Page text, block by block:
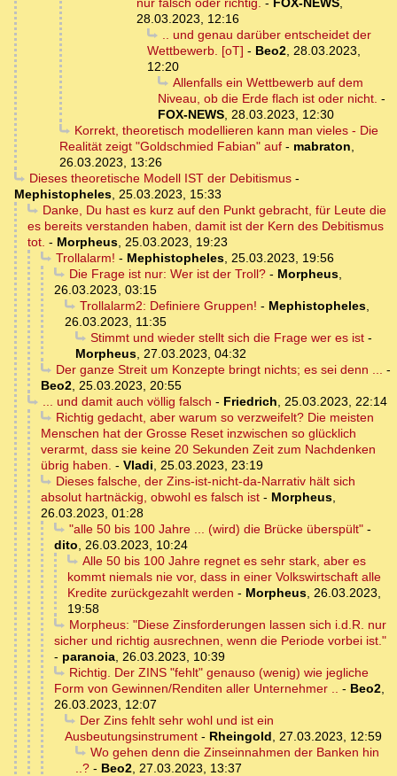
nur falsch oder richtig. - FOX-NEWS,
28.03.2023, 12:16
.. und genau darüber entscheidet der
Wettbewerb. [oT] - Beo2, 28.03.2023,
12:20
Allenfalls ein Wettbewerb auf dem
Niveau, ob die Erde flach ist oder nicht. -
FOX-NEWS, 28.03.2023, 12:30
Korrekt, theoretisch modellieren kann man vieles - Die
Realität zeigt "Goldschmied Fabian" auf - mabraton,
26.03.2023, 13:26
Dieses theoretische Modell IST der Debitismus-
Mephistopheles, 25.03.2023, 15:33
Danke, Du hast es kurz auf den Punkt gebracht, für Leute die
es bereits verstanden haben, damit ist der Kern des Debitismus
tot. - Morpheus, 25.03.2023, 19:23
Trollalarm! - Mephistopheles, 25.03.2023, 19:56
Die Frage ist nur: Wer ist der Troll?- Morpheus,
26.03.2023, 03:15
Trollalarm2: Definiere Gruppen! - Mephistopheles,
26.03.2023, 11:35
Stimmt und wieder stellt sich die Frage wer es ist-
Morpheus, 27.03.2023, 04:32
Der ganze Streit um Konzepte bringt nichts; es sei denn ... -
Beo2, 25.03.2023, 20:55
... und damit auch völlig falsch - Friedrich, 25.03.2023, 22:14
Richtig gedacht, aber warum so verzweifelt? Die meisten
Menschen hat der Grosse Reset inzwischen so glücklich
verarmt, dass sie keine 20 Sekunden Zeit zum Nachdenken
übrig haben. - Vladi, 25.03.2023, 23:19
Dieses falsche, der Zins-ist-nicht-da-Narrativ hält sich
absolut hartnäckig, obwohl es falsch ist - Morpheus,
26.03.2023, 01:28
"alle 50 bis 100 Jahre ... (wird) die Brücke überspült"-
dito, 26.03.2023, 10:24
Alle 50 bis 100 Jahre regnet es sehr stark, aber es
kommt niemals nie vor, dass in einer Volkswirtschaft alle
Kredite zurückgezahlt werden - Morpheus, 26.03.2023,
19:58
Morpheus: "Diese Zinsforderungen lassen sich i.d.R. nur
sicher und richtig ausrechnen, wenn die Periode vorbei ist."
- paranoia, 26.03.2023, 10:39
Richtig. Der ZINS "fehlt" genauso (wenig) wie jegliche
Form von Gewinnen/Renditen aller Unternehmer .. - Beo2,
26.03.2023, 12:07
Der Zins fehlt sehr wohl und ist ein
Ausbeutungsinstrument - Rheingold, 27.03.2023, 12:59
Wo gehen denn die Zinseinnahmen der Banken hin
..? - Beo2, 27.03.2023, 13:37